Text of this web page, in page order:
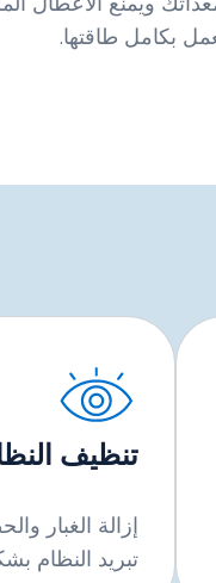
تنظيف
إزالة الغبار
تبريد النظام